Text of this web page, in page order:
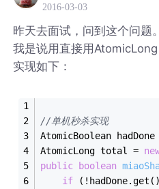
2016-03-03
昨天去面试，问到这个问题
我是说用直接用
实现如下：
//单机秒杀实现
AtomicBoolean hadDone
AtomicLong total =
public
boolean
if